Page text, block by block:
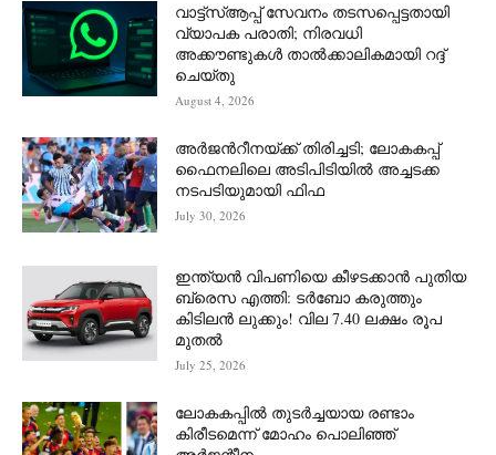
വാട്ട്‌സ്ആപ്പ് സേവനം തടസപ്പെട്ടതായി
വ്യാപക പരാതി; നിരവധി
അക്കൗണ്ടുകൾ താൽക്കാലികമായി റദ്ദ്
ചെയ്തു
August 4, 2026
അർജന്‍റീനയ്ക്ക് തിരിച്ചടി; ലോകകപ്പ്
ഫൈനലിലെ അടിപിടിയിൽ അച്ചടക്ക
നടപടിയുമായി ഫിഫ
July 30, 2026
ഇന്ത്യൻ വിപണിയെ കീഴടക്കാന്‍ പുതിയ
ബ്രെസ എത്തി: ടർബോ കരുത്തും
കിടിലൻ ലുക്കും! വില 7.40 ലക്ഷം രൂപ
മുതൽ
July 25, 2026
ലോകകപ്പിൽ തുടർച്ചയായ രണ്ടാം
കിരീടമെന്ന് മോഹം പൊലിഞ്ഞ്